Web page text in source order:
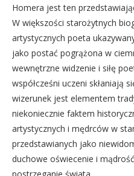
Homera jest ten
W większości starożytnych
artystycznych poeta
jako postać pogrążona w
wewnętrzne widzenie i siłę
współcześni uczeni skłaniają
wizerunek jest elementem
niekoniecznie faktem
artystycznych i mędrców w
przedstawianych jako
duchowe oświecenie i